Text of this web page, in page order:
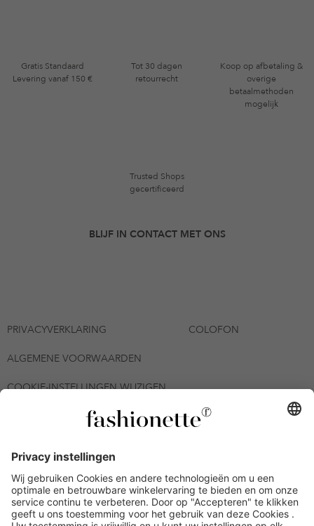
Gratis Standaard
Levering vanaf 150 €
Tot 30 dagen
retourrecht
Koop op afbetaling &
overige
betaalmethoden
mogelijk
Trusted Shops
gecertificeerd
BLIJF IN CONTACT MET ONS
PRIVACYVERKLARING COLOFON
ALGEMENE VOORWAARDEN
COOKIE-INSTELLINGEN WIJZIGEN
© 2026 - fashionette Plattform GmbH
*De kortingsbon is tot en met 06-08-2026 meerdere keren
inwisselbaar op alle artikelen op de pagina
fashionette.nl/selected-styles. De voorwaarden zoals vastgelegd in
artikel 9 van de algemene voorwaarden zijn van toepassing.
Bepaalde merken en artikelen kunnen uitgesloten zijn.